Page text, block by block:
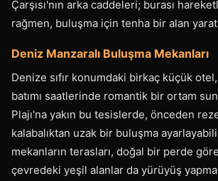
Çarşısı'nın arka caddeleri; burası
rağmen, buluşma için tenha bir alan
Deniz Manzaralı Buluşma Mekanları
Denize sıfır konumdaki birkaç küçük
batımı saatlerinde romantik bir ortam
Plajı'na yakın bu tesislerde, önceden
kalabalıktan uzak bir buluşma
mekanların terasları, doğal bir perde
çevredeki yeşil alanlar da yürüyüş yapma